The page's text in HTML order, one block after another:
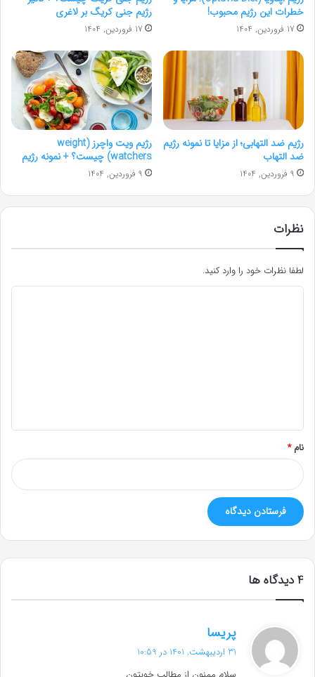
خطرات این رژیم محبوب!
17 فروردین, 1404
رژیم جنی کریگ بر لاغری
17 فروردین, 1404
رژیم ضد التهابی؛ از مزایا تا نمونه رژیم
ضد التهاب
9 فروردین, 1404
رژیم ویت واچرز (weight
watchers) چیست؟ + نمونه رژیم
9 فروردین, 1404
نظرات
لطفا نظرات خود را وارد کنید.
نام*
‫4 دیدگاه ها
پریسا
ف
31 اردیبهشت, 1401 در 10:59